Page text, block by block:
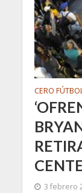
CERO
3 febrero